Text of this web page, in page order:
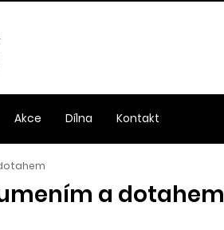
a dotahem
Akce Dílna Kontakt